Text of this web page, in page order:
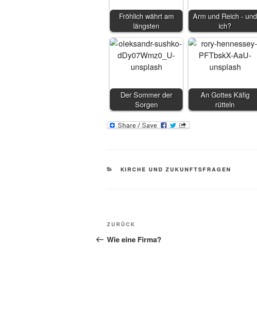
Fröhlich währt am
längsten
Arm und Reich - und
ich?
Der Sommer der
Sorgen
An Gottes Käfig
rütteln
KATEGORIEN
KIRCHE UND ZUKUNFTSFRAGEN
Beitragsnavigation
Vorheriger
Beitrag
ZURÜCK
Wie eine Firma?